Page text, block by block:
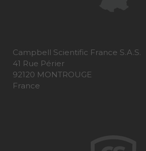
Campbell Scientific France S.A.S.
41 Rue Périer
92120 MONTROUGE
France